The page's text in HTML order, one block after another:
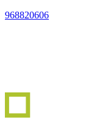
968820606